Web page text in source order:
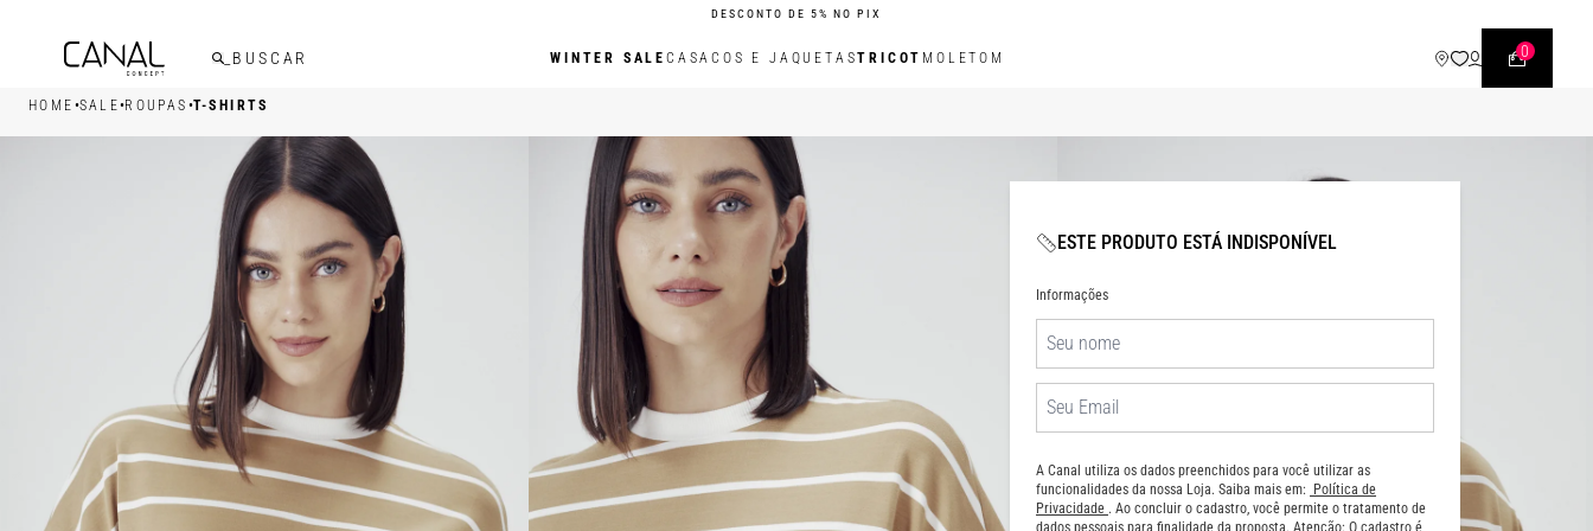
DESCONTO DE 5% NO PIX
WINTER SALE CASACOS E JAQUETASTRICOT MOLETOM 0
HOME •SALE•ROUPAS •T-SHIRTS
ESTE PRODUTO ESTÁ INDISPONÍVEL
Informações
A Canal utiliza os dados preenchidos para você utilizar as
funcionalidades da nossa Loja. Saiba mais em:
Política de
Privacidade . Ao concluir o cadastro, você permite o tratamento de
dados pessoais para finalidade da proposta. Atenção: O cadastro é